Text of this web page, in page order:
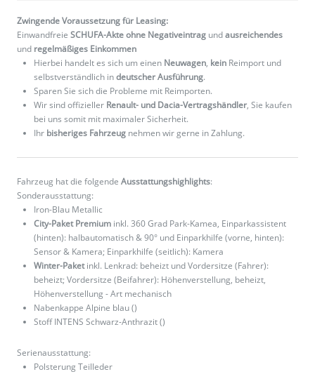
Zwingende Voraussetzung für Leasing:
Einwandfreie SCHUFA-Akte ohne Negativeintrag undausreichendes
und regelmäßiges Einkommen
Hierbei handelt es sich um einen Neuwagen, kein Reimport und
selbstverständlich indeutscher Ausführung.
Sparen Sie sich die Probleme mit Reimporten.
Wir sind offizieller Renault- und Dacia-Vertragshändler, Sie kaufen
bei uns somit mit maximaler Sicherheit.
Ihr bisheriges Fahrzeug nehmen wir gerne in Zahlung.
Fahrzeug hat die folgende Ausstattungshighlights:
Sonderausstattung:
Iron-Blau Metallic
City-Paket Premium inkl. 360 Grad Park-Kamea, Einparkassistent
(hinten): halbautomatisch & 90° und Einparkhilfe (vorne, hinten):
Sensor & Kamera; Einparkhilfe (seitlich): Kamera
Winter-Paketinkl. Lenkrad: beheizt und Vordersitze (Fahrer):
beheizt; Vordersitze (Beifahrer): Höhenverstellung, beheizt,
Höhenverstellung - Art mechanisch
Nabenkappe Alpine blau ()
Stoff INTENS Schwarz-Anthrazit ()
Serienausstattung:
Polsterung Teilleder